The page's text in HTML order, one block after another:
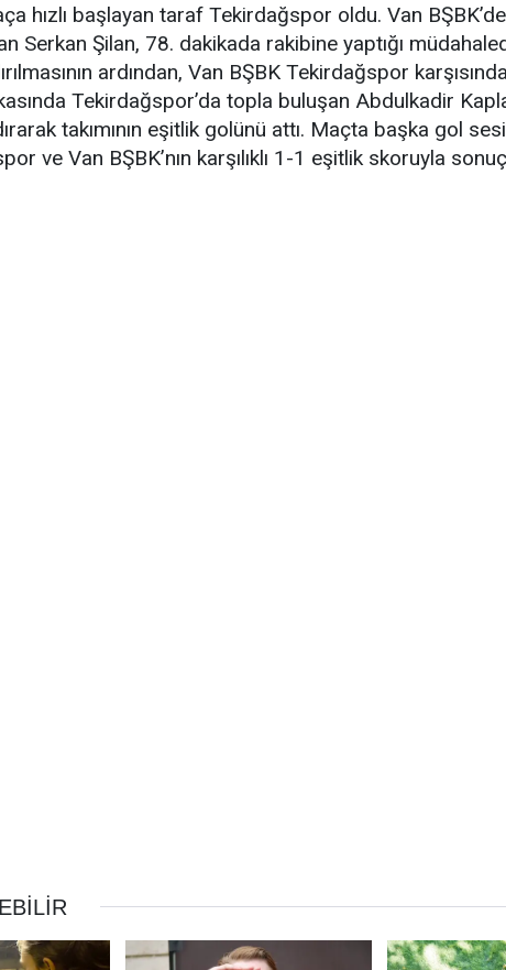
hızlı başlayan taraf Tekirdağspor oldu. Van
Serkan Şilan, 78. dakikada rakibine yaptığı
ardından, Van BŞBK Tekirdağspor
Tekirdağspor’da topla buluşan Abdulkadir
takımının eşitlik golünü attı. Maçta başka gol sesi
ve Van BŞBK’nın karşılıklı 1-1 eşitlik skoruyla